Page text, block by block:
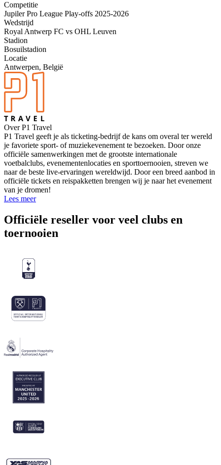
Competitie
Jupiler Pro League Play-offs 2025-2026
Wedstrijd
Royal Antwerp FC vs OHL Leuven
Stadion
Bosuilstadion
Locatie
Antwerpen, België
Over P1 Travel
P1 Travel geeft je als ticketing-bedrijf de kans om overal ter wereld
je favoriete sport- of muziekevenement te bezoeken. Door onze
officiële samenwerkingen met de grootste internationale
voetbalclubs, evenementenlocaties en sporttoernooien, streven we
naar de beste live-ervaringen wereldwijd. Door een breed aanbod in
officiële tickets en reispakketten brengen wij je naar het evenement
van je dromen!
Lees meer
Officiële reseller voor veel clubs en
toernooien